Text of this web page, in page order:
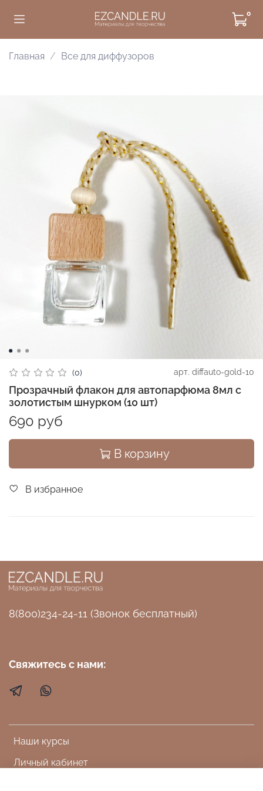
0
Главная Все для диффузоров
(0) арт. diffauto-gold-10
Прозрачный флакон для автопарфюма 8мл с
золотистым шнурком (10 шт)
690 руб
В корзину
В избранное
Наши курсы
Личный кабинет
8(800)234-24-11 (Звонок бесплатный)
Свяжитесь с нами: